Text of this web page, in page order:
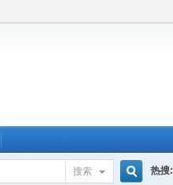
搜索 热搜: